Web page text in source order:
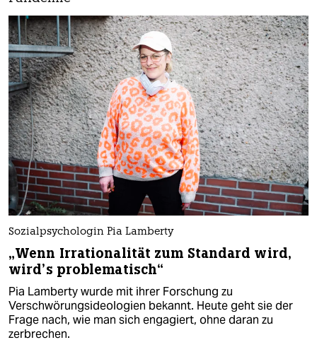
Sozialpsychologin Pia Lamberty
„Wenn Irrationalität zum Standard wird,
wird’s problematisch“
Pia Lamberty wurde mit ihrer Forschung zu
Verschwörungsideologien bekannt. Heute geht sie der
Frage nach, wie man sich engagiert, ohne daran zu
zerbrechen.